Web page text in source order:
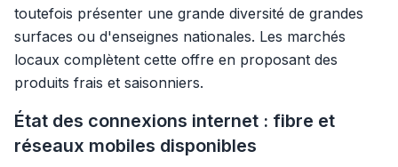
toutefois présenter une grande diversité de grandes
surfaces ou d'enseignes nationales. Les marchés
locaux complètent cette offre en proposant des
produits frais et saisonniers.
État des connexions internet : fibre et
réseaux mobiles disponibles